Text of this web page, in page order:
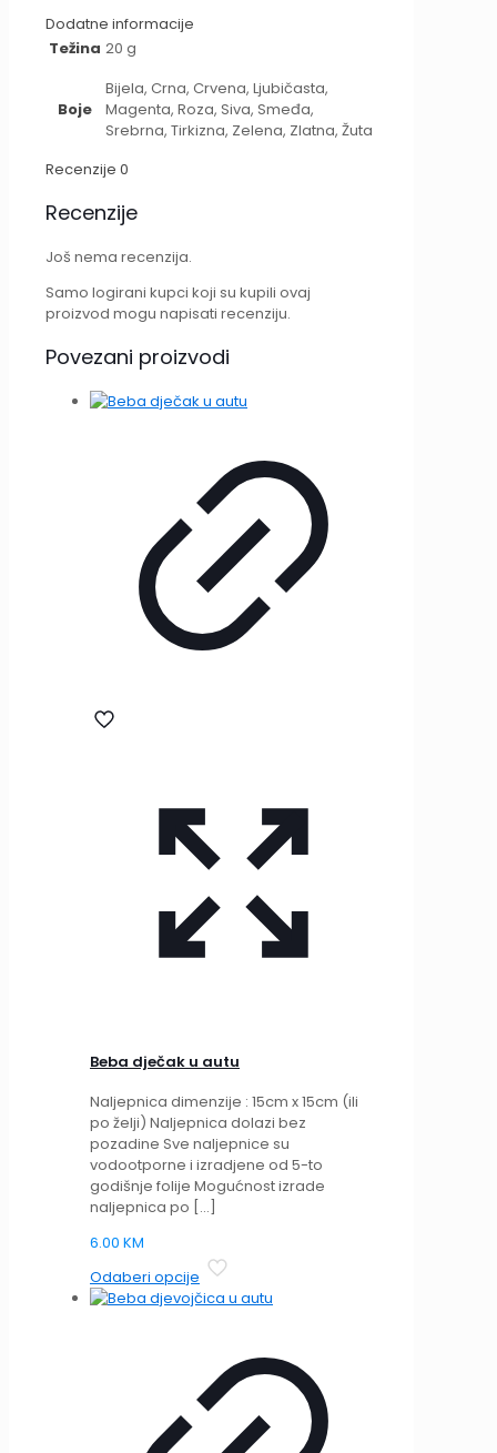
Dodatne informacije
Težina 20 g
Boje
Bijela, Crna, Crvena, Ljubičasta,
Magenta, Roza, Siva, Smeđa,
Srebrna, Tirkizna, Zelena, Zlatna, Žuta
Recenzije 0
Recenzije
Još nema recenzija.
Samo logirani kupci koji su kupili ovaj
proizvod mogu napisati recenziju.
Povezani proizvodi
Beba dječak u autu
Naljepnica dimenzije : 15cm x 15cm (ili
po želji) Naljepnica dolazi bez
pozadine Sve naljepnice su
vodootporne i izradjene od 5-to
godišnje folije Mogućnost izrade
naljepnica po […]
6.00 KM
Odaberi opcije
This
product
has
The
options
may